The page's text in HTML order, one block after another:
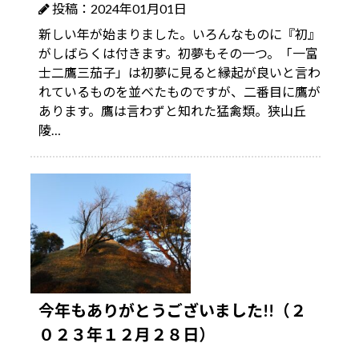
投稿：2024年01月01日
新しい年が始まりました。いろんなものに『初』
がしばらくは付きます。初夢もその一つ。「一富
士二鷹三茄子」は初夢に見ると縁起が良いと言わ
れているものを並べたものですが、二番目に鷹が
あります。鷹は言わずと知れた猛禽類。狭山丘
陵…
今年もありがとうございました!!（２
０２３年１２月２８日）